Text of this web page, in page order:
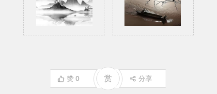
赞 0 赏 分享